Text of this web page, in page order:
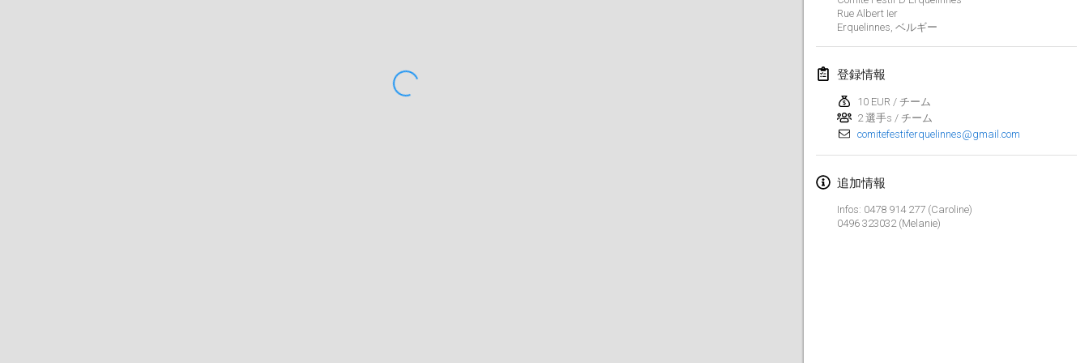
Rue Albert Ier
Erquelinnes ベルギー
登録情報
10 EUR / チーム
2 選手s / チーム
comitefestiferquelinnes@gmail.com
追加情報
Infos: 0478 914 277 (Caroline)
0496 323032 (Melanie)
2022年2月
MS v MÖLKPARKURU
2022年2月4日|
TangoMölkky
2022年2月5日|フィンランド
2022年2月12日|フィンランド